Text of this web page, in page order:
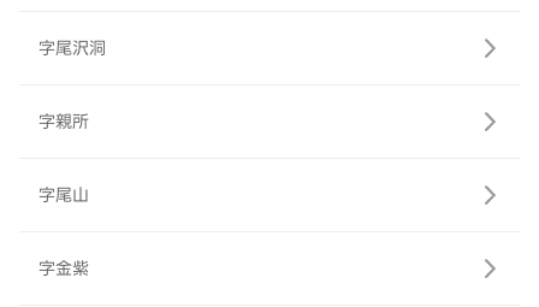
字尾沢洞
字親所
字尾山
字金紫